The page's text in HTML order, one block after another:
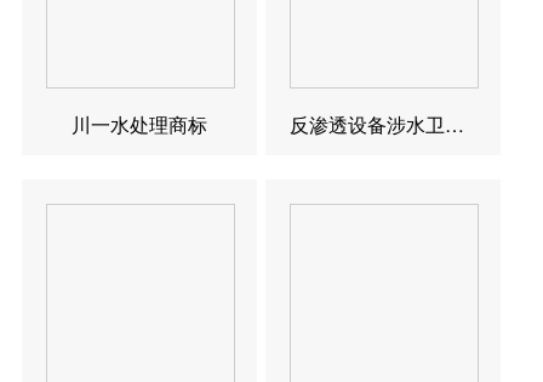
川一水处理商标 反渗透设备涉水卫生许可批件